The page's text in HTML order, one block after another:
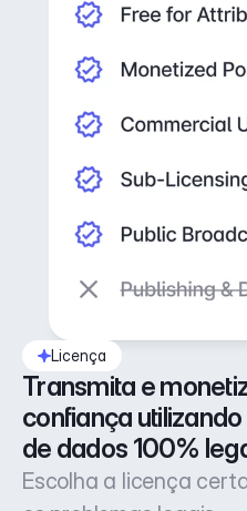
Licença
Transmita e
confiança
de dados 100%
Escolha a licença